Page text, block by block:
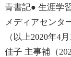
青書記● 生涯学
メディアセンタ
（以上2020年4
佳子 主事補（